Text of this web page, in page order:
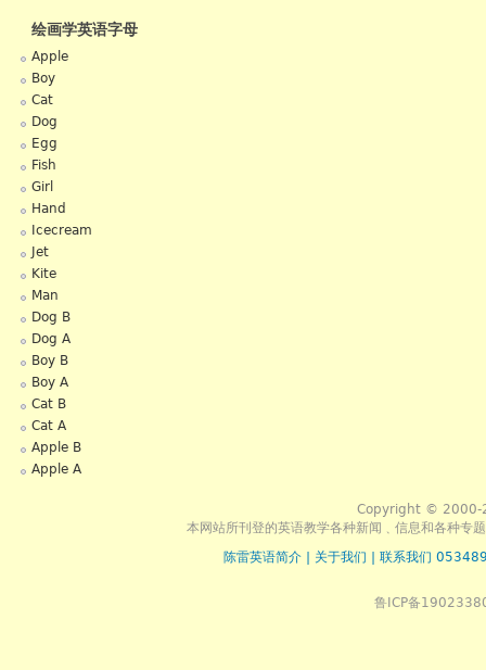
绘画学英语字母
Apple
Boy
Cat
Dog
Egg
Fish
Girl
Hand
Icecream
Jet
Kite
Man
Dog B
Dog A
Boy B
Boy A
Cat B
Cat A
Apple B
Apple A
Copyright © 2000-
本网站所刊登的英语教学各种新闻﹑信息和各种专
陈雷英语简介 | 关于我们 | 联系我们
鲁ICP备